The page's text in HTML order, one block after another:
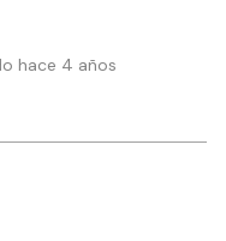
hace 4 años